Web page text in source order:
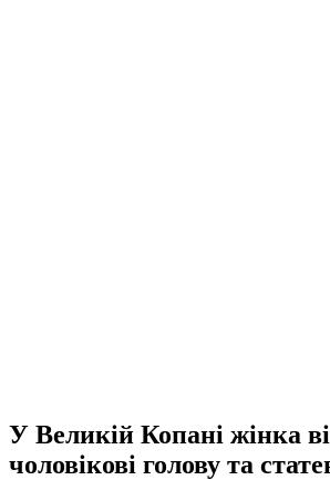
У Великій Копані жінка
чоловікові голову та